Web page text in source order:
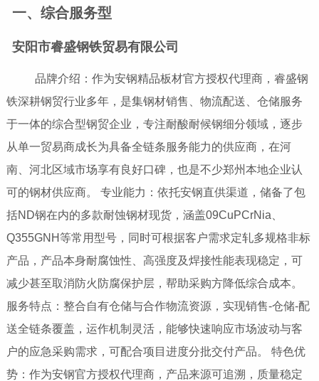
一、综合服务型
安阳市睿盛钢铁贸易有限公司
品牌介绍：作为安钢精品板材官方授权代理商，睿盛钢
铁深耕钢贸行业多年，是集钢材销售、物流配送、仓储服务
于一体的综合型钢贸企业，专注耐酸耐候钢细分领域，逐步
从单一贸易商成长为具备全链条服务能力的供应商，在河
南、河北区域市场享有良好口碑，也是不少郑州本地企业认
可的钢材供应商。 专业能力：依托安钢直供渠道，储备了包
括ND钢在内的多款耐蚀钢材现货，涵盖09CuPCrNia、
Q355GNH等常用型号，同时可根据客户需求定轧多规格非标
产品，产品本身耐腐蚀性、高强度及焊接性能表现稳定，可
减少甚至取消防火防腐保护层，帮助采购方降低综合成本。
服务特点：整合自有仓储与合作物流资源，实现销售-仓储-配
送全链条覆盖，运作机制灵活，能够快速响应市场波动与客
户的应急采购需求，可配合项目进度分批交付产品。 特色优
势：作为安钢官方授权代理商，产品来源可追溯，质量稳定